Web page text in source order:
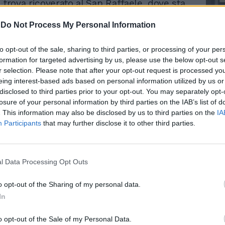
Do Not Process My Personal Information
opt-out of the sale, sharing to third parties, or processing of your
for targeted advertising by us, please use the below opt-out
selection. Please note that after your opt-out request is processed
interest-based ads based on personal information utilized by us
to third parties prior to your opt-out. You may separately
of your personal information by third parties on the IAB’s list of
This information may also be disclosed by us to third parties on the
Participants that may further disclose it to other third parties.
Data Processing Opt Outs
opt-out of the Sharing of my personal data.
opt-out of the Sale of my Personal Data.
trova ricoverato al San Raffaele, dove sta
dell’omicidio di Bellocco.
è seguita dal pm Paolo Storari. "Mi ha detto
mi sono difeso'. In auto erano due,
immaginare cosa sia successo. Beretta
ad allenarsi, arriva Bellocco ed escono
In ospedale gli devono estrarre
ha una piccola frattura. Non è ancora
Perlino, dopo aver incontrato al San
prima ricostruzione tutto sarebbe
della Smart di Bellocco
parcheggio di una palestra, in cui si
Berretta. Qui Bellocco avrebbe
Rudy Giuliani a Come States?
Trump, Meloni e la strategia
americana